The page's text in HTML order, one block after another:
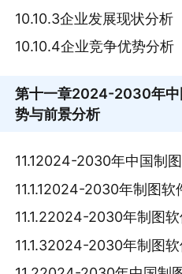
10.10.3企业发展现状分析
10.10.4企业竞争优势分析
第十一章2024-2030年中
势与前景分析
11.12024-2030年中国制
11.1.12024-2030年制图软
11.1.22024-2030年制图
11.1.32024-2030年制图